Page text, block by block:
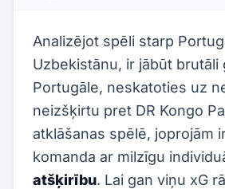
Analizējot spēli starp
Uzbekistānu, ir jābūt brutāli
Portugāle, neskatoties uz
neizšķirtu pret DR Kongo
atklāšanas spēlē, joprojām
komanda ar milzīgu
atšķirību. Lai gan viņu xG